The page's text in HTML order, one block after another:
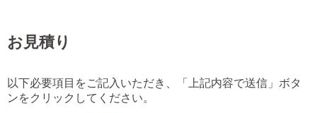
お見積り
以下必要項目をご記入いただき、「上記内容で送信」ボタ
ンをクリックしてください。